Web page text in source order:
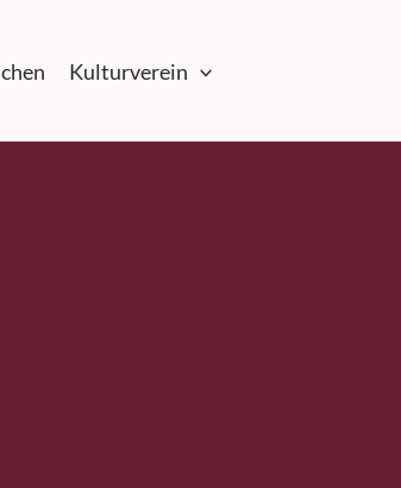
Kulturverein